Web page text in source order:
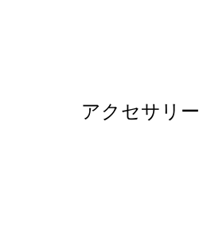
アクセサリー